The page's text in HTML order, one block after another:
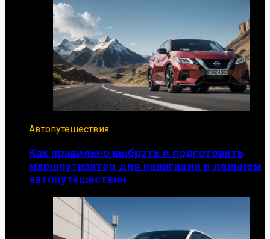
Автопутешествия
Как правильно выбрать и подготовить
маршрутизатор для навигации в дальнем
автопутешествии